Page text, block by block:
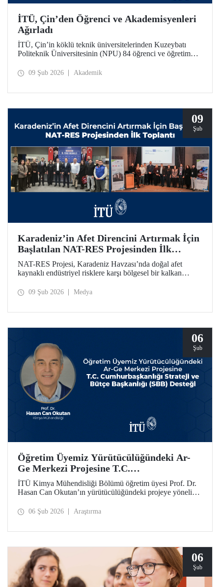
İTÜ, Çin’den Öğrenci ve Akademisyenleri
Ağırladı
İTÜ, Çin’in köklü teknik üniversitelerinden Kuzeybatı
Politeknik Üniversitesinin (NPU) 84 öğrenci ve öğretim
arasındaki akademik iş birliği olanakları değerlendirildi.
09 Şub 2026 Akademik
09
Şub
Karadeniz’in Afet Direncini Artırmak İçin
Başlatılan NAT-RES Projesinden İlk
Toplantı
NAT-RES Projesi, Karadeniz Havzası’nda doğal afet
kaynaklı endüstriyel risklere karşı bölgesel bir kalkan
Yunanistan ve Ukrayna’dan paydaş kurumların iş birliğiyle
09 Şub 2026 Medya
06
Şub
Öğretim Üyemiz Yürütücülüğündeki Ar-
Ge Merkezi Projesine T.C.
Cumhurbaşkanlığı Strateji ve Bütçe
Başkanlığı (SBB) Desteği
İTÜ Kimya Mühendisliği Bölümü öğretim üyesi Prof. Dr.
Hasan Can Okutan’ın yürütücülüğündeki projeye yönelik
(SBB) tarafından, 31.931.000 TL’lik ek bütçeyle bir yıl
06 Şub 2026 Araştırma
06
Şub